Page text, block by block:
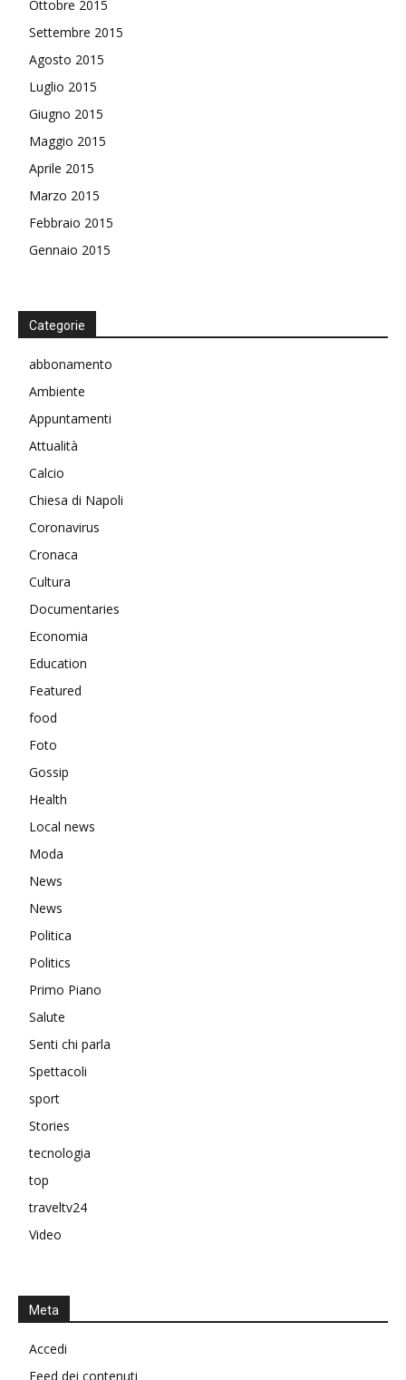
Ottobre 2015
Settembre 2015
Agosto 2015
Luglio 2015
Giugno 2015
Maggio 2015
Aprile 2015
Marzo 2015
Febbraio 2015
Gennaio 2015
Categorie
abbonamento
Ambiente
Appuntamenti
Attualità
Calcio
Chiesa di Napoli
Coronavirus
Cronaca
Cultura
Documentaries
Economia
Education
Featured
food
Foto
Gossip
Health
Local news
Moda
News
News
Politica
Politics
Primo Piano
Salute
Senti chi parla
Spettacoli
sport
Stories
tecnologia
top
traveltv24
Video
Meta
Accedi
Feed dei contenuti